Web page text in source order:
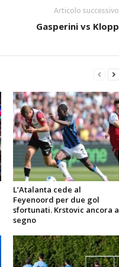
Articolo successivo
Gasperini vs Klopp
L’Atalanta cede al
Feyenoord per due gol
sfortunati. Krstovic ancora a
segno